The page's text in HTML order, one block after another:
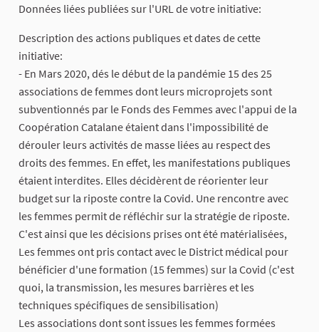
Données liées publiées sur l'URL de votre initiative:
Description des actions publiques et dates de cette
initiative:
- En Mars 2020, dés le début de la pandémie 15 des 25
associations de femmes dont leurs microprojets sont
subventionnés par le Fonds des Femmes avec l'appui de la
Coopération Catalane étaient dans l'impossibilité de
dérouler leurs activités de masse liées au respect des
droits des femmes. En effet, les manifestations publiques
étaient interdites. Elles décidèrent de réorienter leur
budget sur la riposte contre la Covid. Une rencontre avec
les femmes permit de réfléchir sur la stratégie de riposte.
C'est ainsi que les décisions prises ont été matérialisées,
Les femmes ont pris contact avec le District médical pour
bénéficier d'une formation (15 femmes) sur la Covid (c'est
quoi, la transmission, les mesures barrières et les
techniques spécifiques de sensibilisation)
Les associations dont sont issues les femmes formées